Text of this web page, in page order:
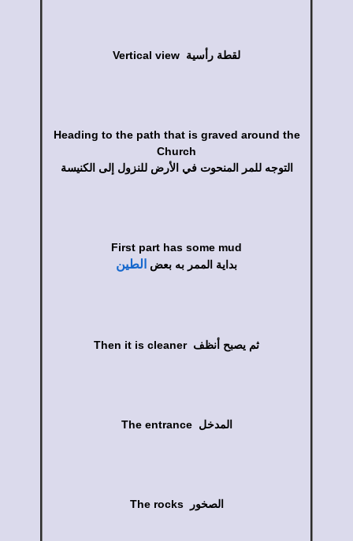
Vertical view لقطة رأسية
Heading to the path that is graved around the
Church
التوجه للمر المنحوت في الأرض للنزول إلى الكنيسة
First part has some mud
بداية الممر به بعض
الطين
Then it is cleaner ثم يصبح أنظف
The entrance المدخل
The rocks الصخور